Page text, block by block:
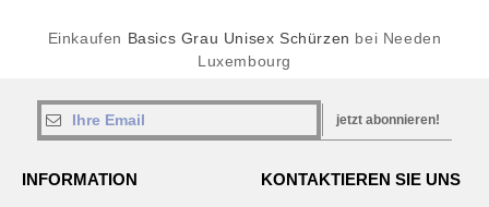
Einkaufen Basics Grau Unisex Schürzen bei Needen
Luxembourg
jetzt abonnieren!
INFORMATION KONTAKTIEREN SIE UNS